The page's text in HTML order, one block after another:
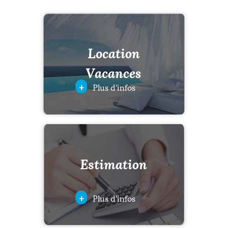
Location
Vacances
+ Plus d'infos
Estimation
+ Plus d'infos